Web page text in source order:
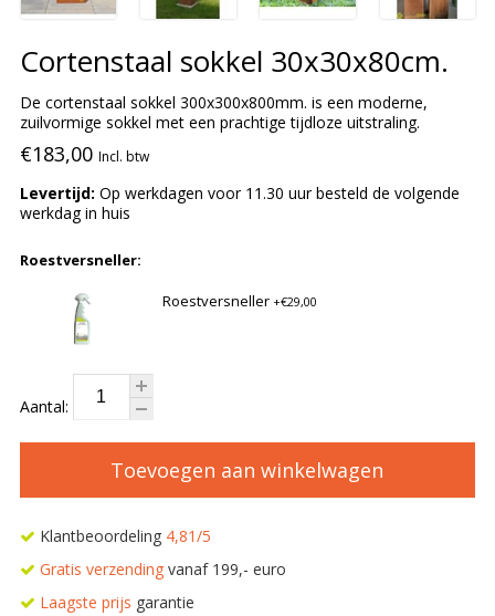
Cortenstaal sokkel 30x30x80cm.
De cortenstaal sokkel 300x300x800mm. is een moderne,
zuilvormige sokkel met een prachtige tijdloze uitstraling.
€183,00 Incl. btw
Levertijd: Op werkdagen voor 11.30 uur besteld de volgende
werkdag in huis
Roestversneller:
Roestversneller +€29,00
Aantal:
Toevoegen aan winkelwagen
Klantbeoordeling 4,81/5
Gratis verzendingvanaf 199,- euro
Laagste prijs garantie